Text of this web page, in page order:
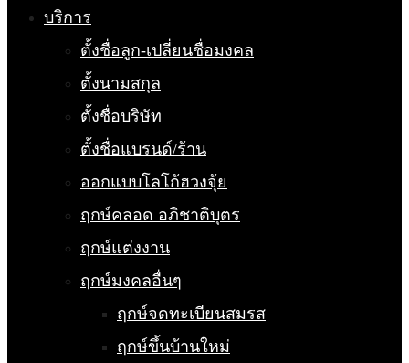
บริการ
ตั้งชื่อลูก-เปลี่ยนชื่อมงคล
ตั้งนามสกุล
ตั้งชื่อบริษัท
ตั้งชื่อแบรนด์/ร้าน
ออกแบบโลโก้ฮวงจุ้ย
ฤกษ์คลอด อภิชาติบุตร
ฤกษ์แต่งงาน
ฤกษ์มงคลอื่นๆ
ฤกษ์จดทะเบียนสมรส
ฤกษ์ขึ้นบ้านใหม่